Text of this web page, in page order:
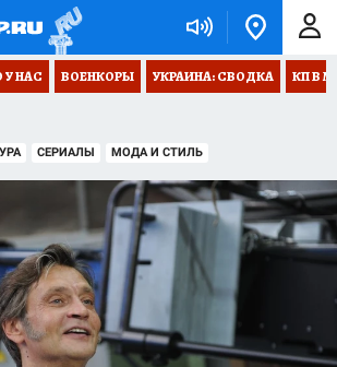
У НАС ВОЕНКОРЫ УКРАИНА: СВОДКА КП В
СЕРИАЛЫ МОДА И СТИЛЬ